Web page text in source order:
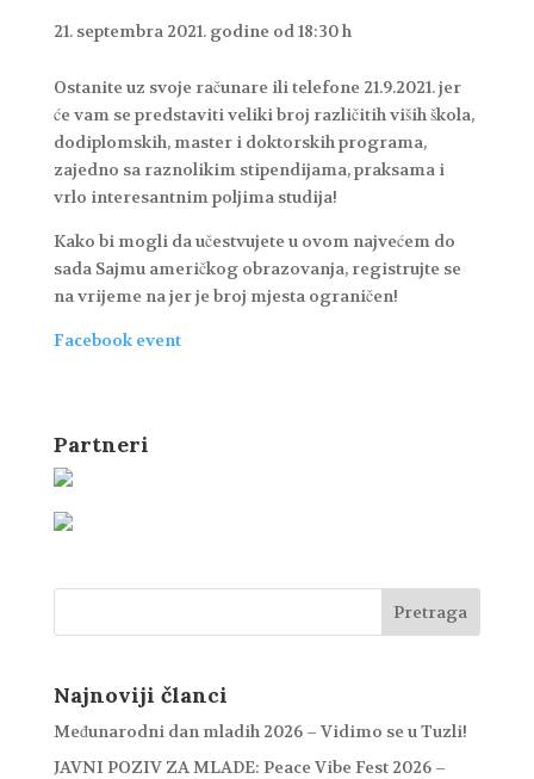
septembra 2021. godine od 18:30 h
Ostanite uz svoje računare ili telefone 21.9.2021. jer
će vam se predstaviti veliki broj različitih viših škola,
dodiplomskih, master i doktorskih programa,
zajedno sa raznolikim stipendijama, praksama i
vrlo interesantnim poljima studija!
Kako bi mogli da učestvujete u ovom najvećem do
sada Sajmu američkog obrazovanja, registrujte se
na vrijeme na jer je broj mjesta ograničen!
Facebook event
Partneri
Najnoviji članci
Međunarodni dan mladih 2026 – Vidimo se u Tuzli!
JAVNI POZIV ZA MLADE: Peace Vibe Fest 2026 –